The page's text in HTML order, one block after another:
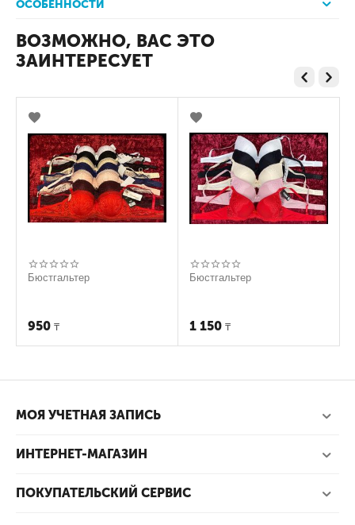
ОСОБЕННОСТИ
ВОЗМОЖНО, ВАС ЭТО
ЗАИНТЕРЕСУЕТ
Бюстгальтер
950 ₸
Бюстгальтер
1 150 ₸
МОЯ УЧЕТНАЯ ЗАПИСЬ
ИНТЕРНЕТ-МАГАЗИН
ПОКУПАТЕЛЬСКИЙ СЕРВИС